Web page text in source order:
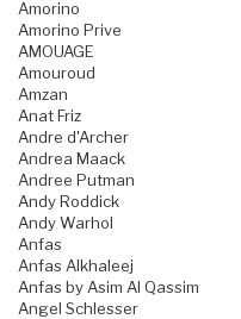
Amorino
Amorino Prive
AMOUAGE
Amouroud
Amzan
Anat Friz
Andre d'Archer
Andrea Maack
Andree Putman
Andy Roddick
Andy Warhol
Anfas
Anfas Alkhaleej
Anfas by Asim Al Qassim
Angel Schlesser